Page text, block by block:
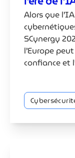
Alors que
SCynergy
l’Europe
confiance et